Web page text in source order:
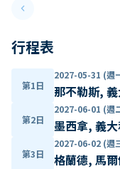
keyboard_arrow_leftPrevious slide
行程表
第1日
2027-05-31 (週
那不勒斯,
第2日
2027-06-01 (週
墨西拿, 義
第3日
2027-06-02 (週
格蘭德, 馬